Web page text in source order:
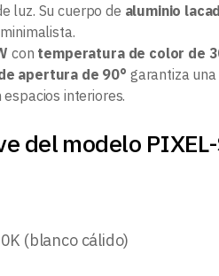
luz. Su cuerpo de aluminio
con temperatura de color de
apertura de 90° garantiza
interiores.
del modelo
(blanco cálido)